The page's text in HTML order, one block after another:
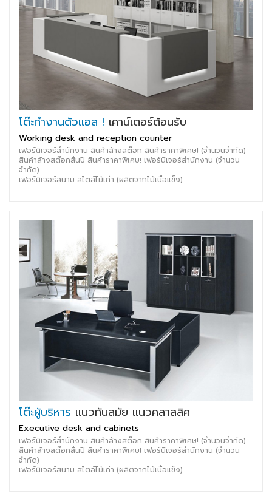
โต๊ะทำงานตัวแอล ! เคาน์เตอร์ต้อนรับ
Working desk and reception counter
เฟอร์นิเจอร์สำนักงาน สินค้าล้างสต๊อก สินค้าราคาพิเศษ! (จำนวนจำกัด)
สินค้าล้างสต๊อกสิ้นปี สินค้าราคาพิเศษ! เฟอร์นิเจอร์สำนักงาน (จำนวน
จำกัด)
เฟอร์นิเจอร์สนาม สไตล์ไม้เก่า (ผลิตจากไม้เนื้อแข็ง)
โต๊ะผู้บริหาร แนวทันสมัย แนวคลาสสิค
Executive desk and cabinets
เฟอร์นิเจอร์สำนักงาน สินค้าล้างสต๊อก สินค้าราคาพิเศษ! (จำนวนจำกัด)
สินค้าล้างสต๊อกสิ้นปี สินค้าราคาพิเศษ! เฟอร์นิเจอร์สำนักงาน (จำนวน
จำกัด)
เฟอร์นิเจอร์สนาม สไตล์ไม้เก่า (ผลิตจากไม้เนื้อแข็ง)